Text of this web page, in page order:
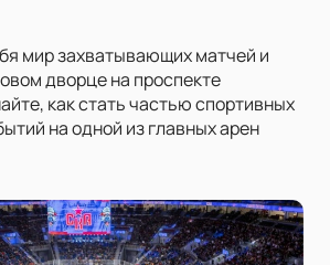
мир захватывающих матчей и
дворце на проспекте
как стать частью спортивных
на одной из главных арен